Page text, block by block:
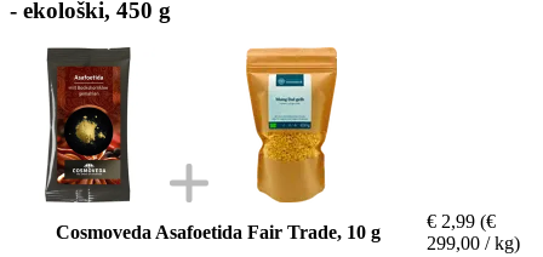
- ekološki, 450 g
Cosmoveda Asafoetida Fair Trade, 10 g
€ 2,99 (€
299,00 / kg)